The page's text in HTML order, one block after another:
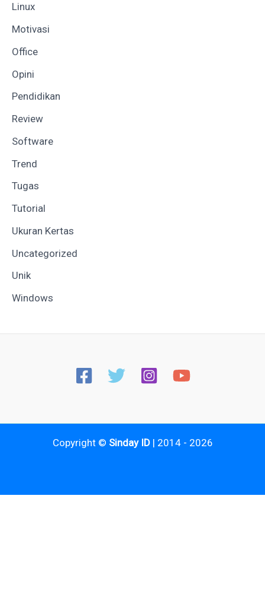
Linux
Motivasi
Office
Opini
Pendidikan
Review
Software
Trend
Tugas
Tutorial
Ukuran Kertas
Uncategorized
Unik
Windows
Copyright © Sinday ID| 2014 - 2026